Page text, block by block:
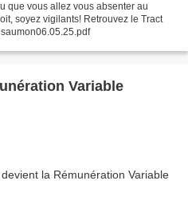
que vous allez vous absenter au
soyez vigilants! Retrouvez le Tract
Variable